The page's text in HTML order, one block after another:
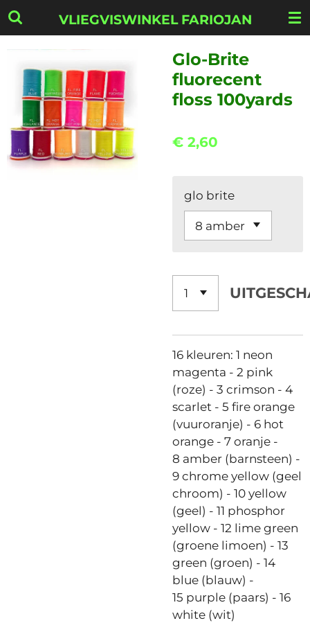
Ga
direct
hoofdinhoud
VLIEGVISWINKEL FARIOJAN
Glo-Brite
fluorecent
floss 100yards
€ 2,60
glo brite
16 kleuren: 1 neon
magenta - 2 pink
(roze) - 3 crimson - 4
scarlet - 5 fire orange
(vuuroranje) - 6 hot
orange - 7 oranje -
8 amber (barnsteen) -
9 chrome yellow (geel
chroom) - 10 yellow
(geel) - 11 phosphor
yellow - 12 lime green
(groene limoen) - 13
green (groen) - 14
blue (blauw) -
15 purple (paars) - 16
white (wit)